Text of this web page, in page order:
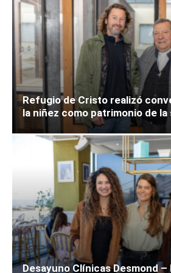
Refugio de Cristo realizó
la niñez como patrimonio de la
Desayuno Clínicas Desmond –